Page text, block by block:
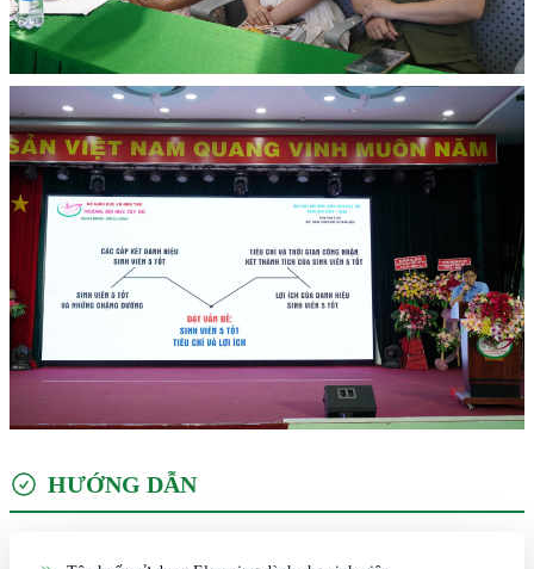
HƯỚNG DẪN